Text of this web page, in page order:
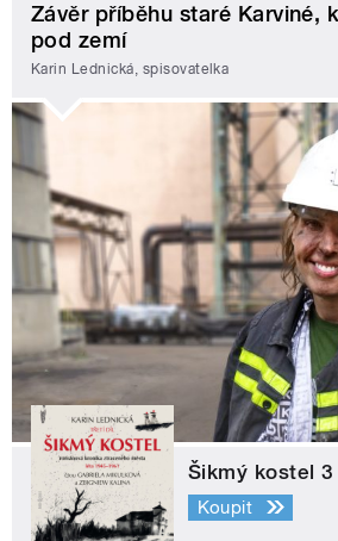
Závěr příběhu staré Karviné,
pod zemí
Karin Lednická, spisovatelka
Šikmý kostel 3
Koupit